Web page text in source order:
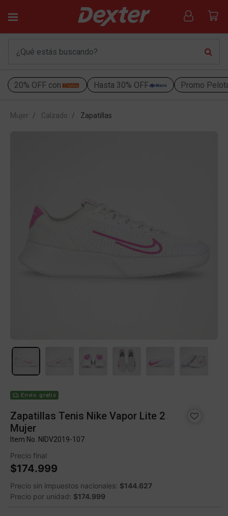
20% OFF con Hasta 30% OFF Promo
Mujer Calzado Zapatillas
Envío gratis
Zapatillas Tenis Nike Vapor Lite 2
Mujer
Item No. NIDV2019-107
Precio final
$174.999
Precio sin impuestos nacionales: $144.627
Precio por unidad: $174.999